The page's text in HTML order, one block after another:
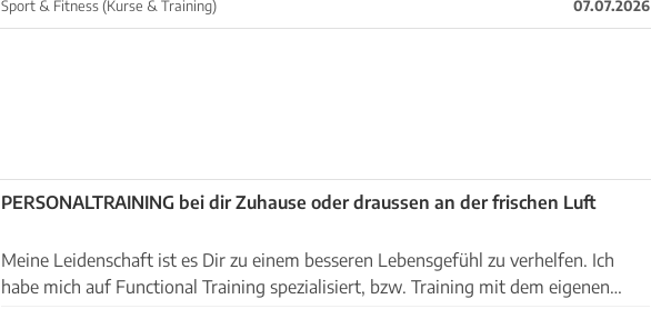
Sport & Fitness (Kurse & Training) 07.07.2026
PERSONALTRAINING bei dir Zuhause oder draussen an der frischen Luft
Meine Leidenschaft ist es Dir zu einem besseren Lebensgefühl zu verhelfen. Ich
habe mich auf Functional Training spezialisiert, bzw. Training mit dem eigenen